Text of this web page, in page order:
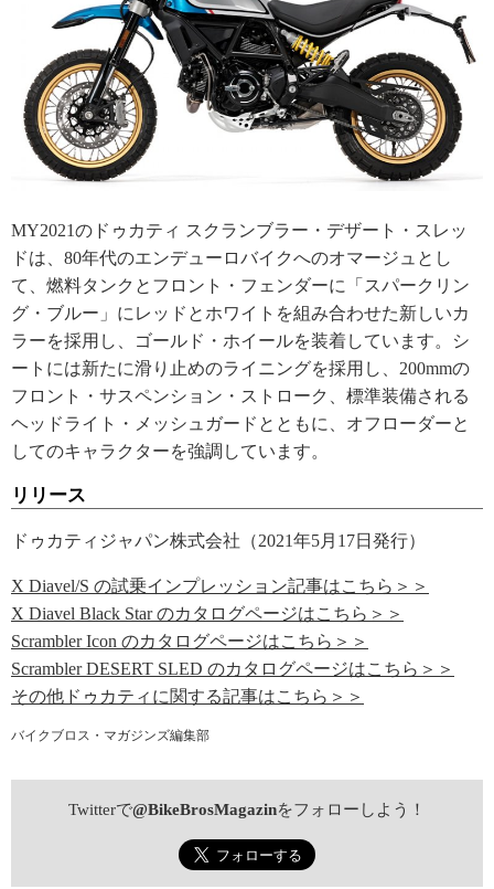
MY2021のドゥカティ スクランブラー・デザート・スレッ
ドは、80年代のエンデューロバイクへのオマージュとし
て、燃料タンクとフロント・フェンダーに「スパークリン
グ・ブルー」にレッドとホワイトを組み合わせた新しいカ
ラーを採用し、ゴールド・ホイールを装着しています。シ
ートには新たに滑り止めのライニングを採用し、200mmの
フロント・サスペンション・ストローク、標準装備される
ヘッドライト・メッシュガードとともに、オフローダーと
してのキャラクターを強調しています。
リリース
ドゥカティジャパン株式会社（2021年5月17日発行）
X Diavel/S の試乗インプレッション記事はこちら＞＞
X Diavel Black Star のカタログページはこちら＞＞
Scrambler Icon のカタログページはこちら＞＞
Scrambler DESERT SLED のカタログページはこちら＞＞
その他ドゥカティに関する記事はこちら＞＞
バイクブロス・マガジンズ編集部
Twitterで@BikeBrosMagazinをフォローしよう！